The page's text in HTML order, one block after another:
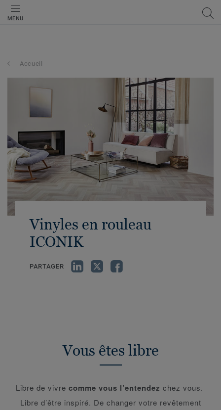
MENU
Accueil
Vinyles en rouleau
ICONIK
PARTAGER
Vous êtes libre
Libre de vivre comme vous l’entendez chez vous.
Libre d’être inspiré. De changer votre revêtement